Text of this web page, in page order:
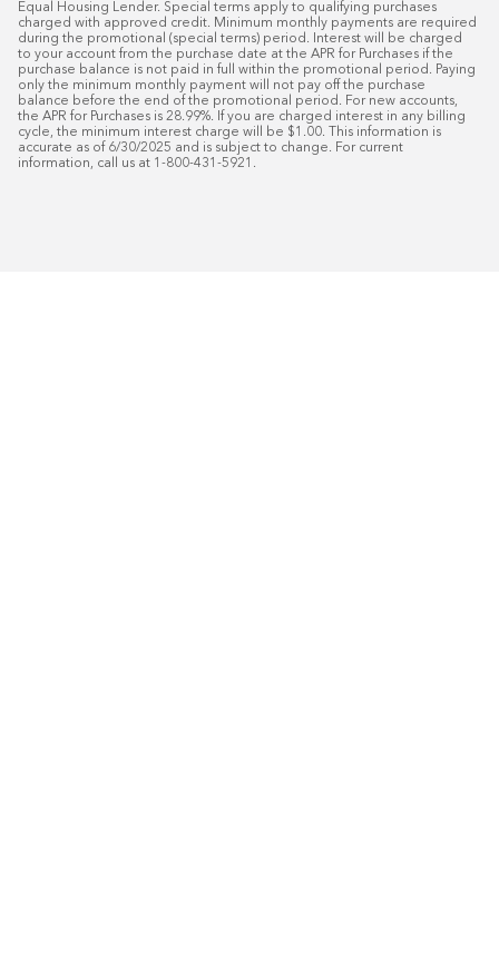
Equal Housing Lender. Special terms apply to qualifying purchases
charged with approved credit. Minimum monthly payments are required
during the promotional (special terms) period. Interest will be charged
to your account from the purchase date at the APR for Purchases if the
purchase balance is not paid in full within the promotional period. Paying
only the minimum monthly payment will not pay off the purchase
balance before the end of the promotional period. For new accounts,
the APR for Purchases is 28.99%. If you are charged interest in any billing
cycle, the minimum interest charge will be $1.00. This information is
accurate as of 6/30/2025 and is subject to change. For current
information, call us at 1-800-431-5921.